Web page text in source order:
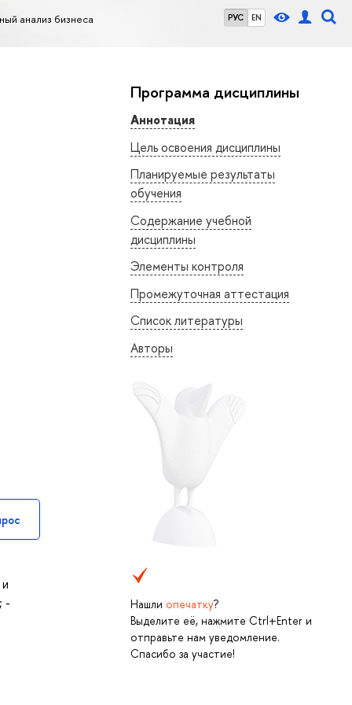
РУС EN
анализ бизнеса
Программа дисциплины
Аннотация
Цель освоения дисциплины
Планируемые результаты
обучения
Содержание учебной
дисциплины
Элементы контроля
Промежуточная аттестация
Список литературы
Авторы
Нашли опечатку?
Выделите её, нажмите Ctrl+Enter и
отправьте нам уведомление.
Спасибо за участие!
-